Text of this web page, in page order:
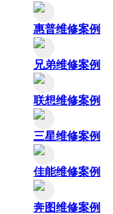
惠普维修案例
兄弟维修案例
联想维修案例
三星维修案例
佳能维修案例
奔图维修案例